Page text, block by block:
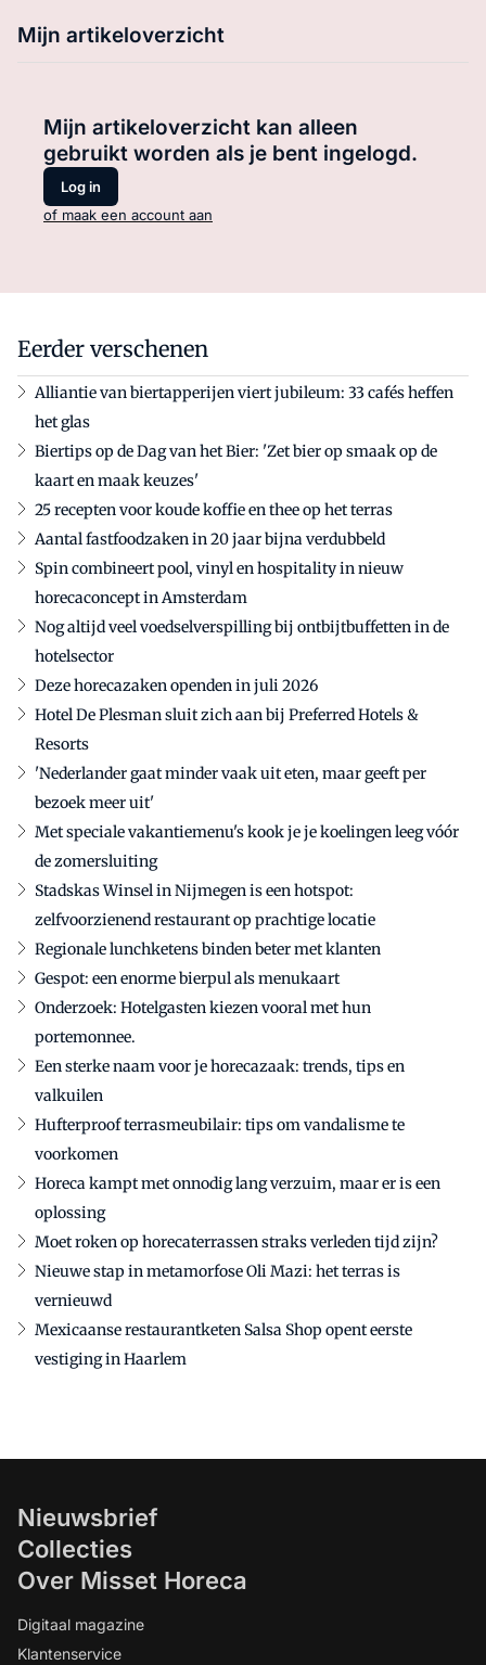
Mijn artikeloverzicht
Mijn artikeloverzicht kan alleen
gebruikt worden als je bent ingelogd.
Log in
of maak een account aan
Eerder verschenen
Alliantie van biertapperijen viert jubileum: 33 cafés heffen
het glas
Biertips op de Dag van het Bier: 'Zet bier op smaak op de
kaart en maak keuzes'
25 recepten voor koude koffie en thee op het terras
Aantal fastfoodzaken in 20 jaar bijna verdubbeld
Spin combineert pool, vinyl en hospitality in nieuw
horecaconcept in Amsterdam
Nog altijd veel voedselverspilling bij ontbijtbuffetten in de
hotelsector
Deze horecazaken openden in juli 2026
Hotel De Plesman sluit zich aan bij Preferred Hotels &
Resorts
'Nederlander gaat minder vaak uit eten, maar geeft per
bezoek meer uit'
Met speciale vakantiemenu's kook je je koelingen leeg vóór
de zomersluiting
Stadskas Winsel in Nijmegen is een hotspot:
zelfvoorzienend restaurant op prachtige locatie
Regionale lunchketens binden beter met klanten
Gespot: een enorme bierpul als menukaart
Onderzoek: Hotelgasten kiezen vooral met hun
portemonnee.
Een sterke naam voor je horecazaak: trends, tips en
valkuilen
Hufterproof terrasmeubilair: tips om vandalisme te
voorkomen
Horeca kampt met onnodig lang verzuim, maar er is een
oplossing
Moet roken op horecaterrassen straks verleden tijd zijn?
Nieuwe stap in metamorfose Oli Mazi: het terras is
vernieuwd
Mexicaanse restaurantketen Salsa Shop opent eerste
vestiging in Haarlem
Nieuwsbrief
Collecties
Over Misset Horeca
Digitaal magazine
Klantenservice